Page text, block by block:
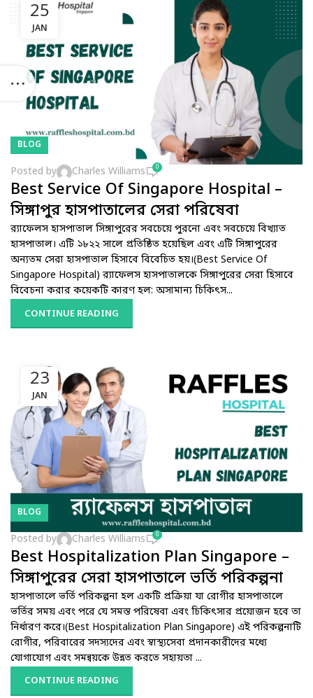
25
JAN
BLOG
Posted by Charles Williams 0
Best Service Of Singapore Hospital –
সিঙ্গাপুর হাসপাতালের সেরা পরিষেবা
র‌্যাফেলস হাসপাতাল সিঙ্গাপুরের সবচেয়ে পুরনো এবং সবচেয়ে বিখ্যাত
হাসপাতাল। এটি ১৮২২ সালে প্রতিষ্ঠিত হয়েছিল এবং এটি সিঙ্গাপুরের
অন্যতম সেরা হাসপাতাল হিসাবে বিবেচিত হয়।(Best Service Of
Singapore Hospital) র‌্যাফেলস হাসপাতালকে সিঙ্গাপুরের সেরা হিসাবে
বিবেচনা করার কয়েকটি কারণ হল: অসামান্য চিকিৎস...
CONTINUE READING
23
JAN
BLOG
Posted by Charles Williams 0
Best Hospitalization Plan Singapore –
সিঙ্গাপুরের সেরা হাসপাতালে ভর্তি পরিকল্পনা
হাসপাতালে ভর্তি পরিকল্পনা হল একটি প্রক্রিয়া যা রোগীর হাসপাতালে
ভর্তির সময় এবং পরে যে সমস্ত পরিষেবা এবং চিকিৎসার প্রয়োজন হবে তা
নির্ধারণ করে।(Best Hospitalization Plan Singapore) এই পরিকল্পনাটি
রোগীর, পরিবারের সদস্যদের এবং স্বাস্থ্যসেবা প্রদানকারীদের মধ্যে
যোগাযোগ এবং সমন্বয়কে উন্নত করতে সহায়তা ...
CONTINUE READING